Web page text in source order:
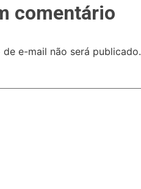
comentário
de e-mail não será publicado.